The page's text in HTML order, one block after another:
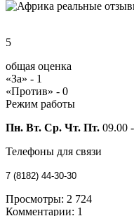
5
общая оценка
«За» - 1
«Против» - 0
Режим работы
Пн. Вт. Ср. Чт. Пт. 09.00
Телефоны для связи
7 (8182) 44-30-30
Просмотры: 2 724
Комментарии: 1